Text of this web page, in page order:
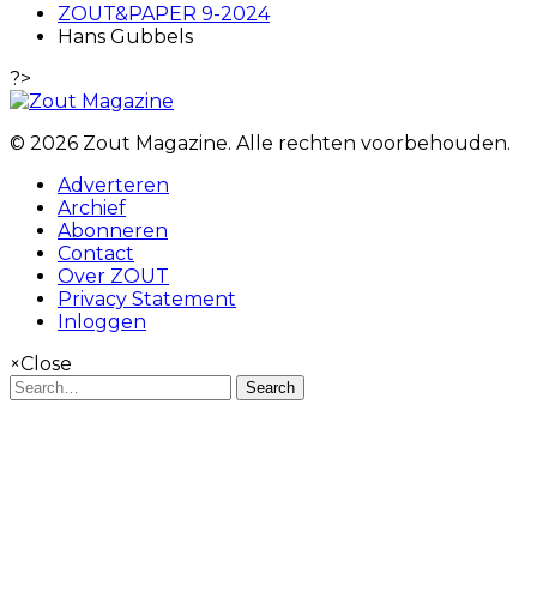
ZOUT&PAPER 9-2024
Hans Gubbels
?>
© 2026 Zout Magazine. Alle rechten voorbehouden.
Adverteren
Archief
Abonneren
Contact
Over ZOUT
Privacy Statement
Inloggen
×Close
Search